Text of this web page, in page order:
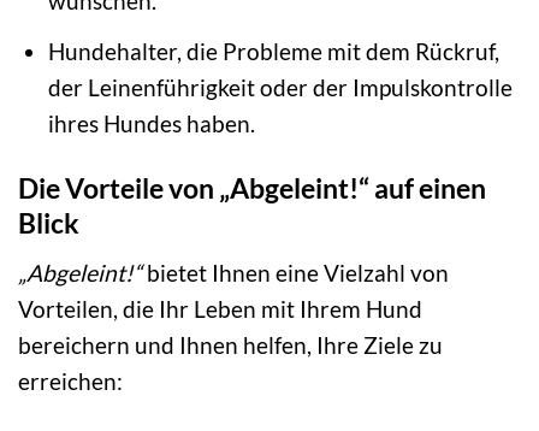
Hundehalter, die Probleme mit dem Rückruf,
der Leinenführigkeit oder der Impulskontrolle
ihres Hundes haben.
Die Vorteile von „Abgeleint!“ auf einen
Blick
„Abgeleint!“bietet Ihnen eine Vielzahl von
Vorteilen, die Ihr Leben mit Ihrem Hund
bereichern und Ihnen helfen, Ihre Ziele zu
erreichen: